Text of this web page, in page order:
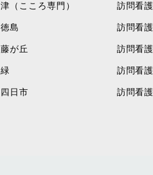
（こころ専門） 訪問看
島 訪問看
が丘 訪問看
訪問看
日市 訪問看